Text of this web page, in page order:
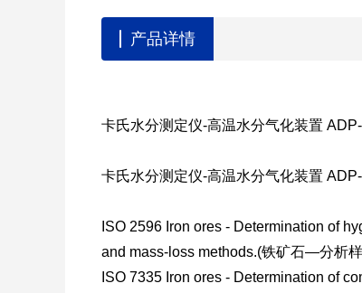
产品详情
卡氏水分测定仪-高温水分气化装置
卡氏水分测定仪-高温水分气化装置
ISO 2596 Iron ores - Determination of
and mass-loss methods.(铁矿石—分析
ISO 7335 Iron ores - Determination of